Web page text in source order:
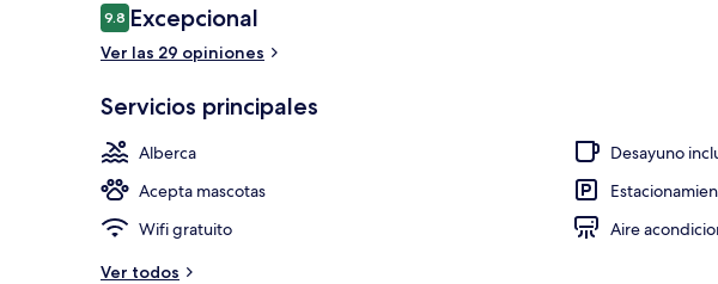
Opiniones
9.89.8 de 10,
Excepcional
Ver las 29 opiniones
Servicios principales
Alberca
Desayuno
Acepta mascotas
Wifi gratuito
Aire
Ver todos